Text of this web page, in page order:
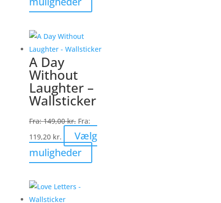
vare
varianter.
vælges
på
A Day
Without
Laughter –
Wallsticker
Fra:149,00kr. Fra:
119,20 kr.
Vælg
muligheder
vare